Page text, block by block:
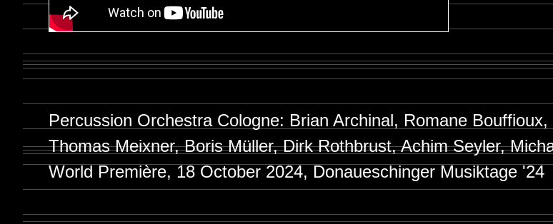
Percussion Orchestra Cologne: Brian Archinal, Romane
Thomas Meixner, Boris Müller, Dirk Rothbrust, Achim Seyler,
World Première, 18 October 2024, Donaueschinger Musiktage '24